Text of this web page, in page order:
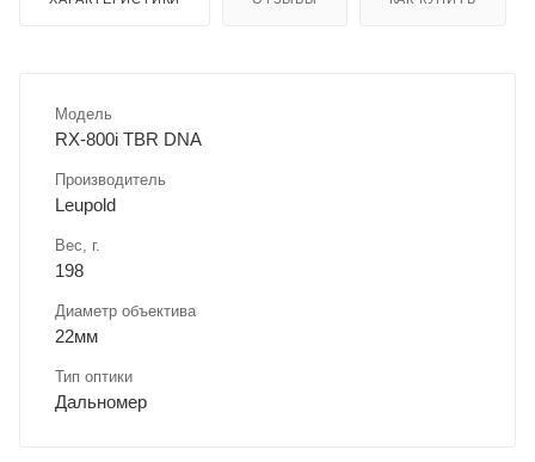
Модель
RX-800i TBR DNA
Производитель
Leupold
Вес, г.
198
Диаметр объектива
22мм
Тип оптики
Дальномер